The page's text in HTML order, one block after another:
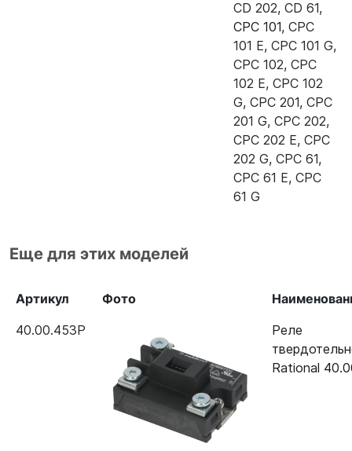
12034578
12034578
12034578
12034578
12034578
CD 202, CD 61,
CPC 101, CPC
101 E, CPC 101 G,
CPC 102, CPC
102 E, CPC 102
G, CPC 201, CPC
201 G, CPC 202,
CPC 202 E, CPC
202 G, CPC 61,
CPC 61 E, CPC
61 G
Еще для этих моделей
Артикул Фото
40.00.453P
Реле
Rational